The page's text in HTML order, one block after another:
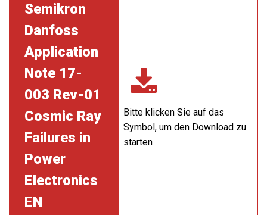
Semikron
Danfoss
Application
Note 17-
003 Rev-01
Cosmic Ray
Failures in
Power
Electronics
EN
Bitte klicken Sie auf das
Symbol, um den Download zu
starten